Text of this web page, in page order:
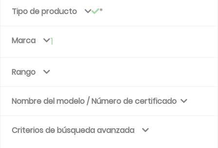
Tipo de producto
Marca 1
Rango
Nombre del modelo / Número de certificado
Criterios de búsqueda avanzada